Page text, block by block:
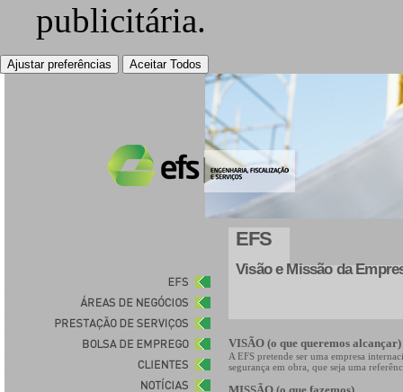
publicitária.
Ajustar preferências Aceitar Todos
EFS
Visão e Missão da
VISÃO (o que queremos alcançar)
A EFS pretende ser uma empresa
segurança em obra, que seja uma